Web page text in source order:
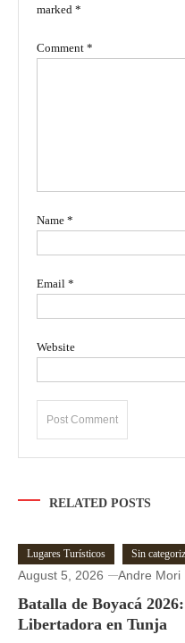
marked *
Comment *
Name *
Email *
Website
RELATED POSTS
Lugares Turísticos Sin
August 5, 2026 Andre Mori
Batalla de Boyacá
Libertadora en Tunja